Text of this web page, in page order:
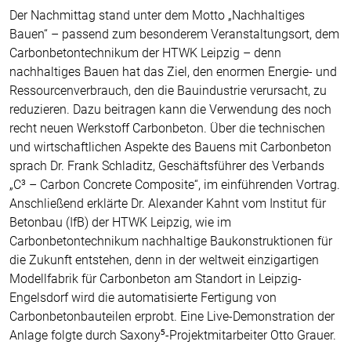
Der Nachmittag stand unter dem Motto „Nachhaltiges
Bauen“ – passend zum besonderem Veranstaltungsort, dem
Carbonbetontechnikum der HTWK Leipzig – denn
nachhaltiges Bauen hat das Ziel, den enormen Energie- und
Ressourcenverbrauch, den die Bauindustrie verursacht, zu
reduzieren. Dazu beitragen kann die Verwendung des noch
recht neuen Werkstoff Carbonbeton. Über die technischen
und wirtschaftlichen Aspekte des Bauens mit Carbonbeton
sprach Dr. Frank Schladitz, Geschäftsführer des Verbands
„C³ – Carbon Concrete Composite“, im einführenden Vortrag.
Anschließend erklärte Dr. Alexander Kahnt vom Institut für
Betonbau (IfB) der HTWK Leipzig, wie im
Carbonbetontechnikum nachhaltige Baukonstruktionen für
die Zukunft entstehen, denn in der weltweit einzigartigen
Modellfabrik für Carbonbeton am Standort in Leipzig-
Engelsdorf wird die automatisierte Fertigung von
Carbonbetonbauteilen erprobt. Eine Live-Demonstration der
Anlage folgte durch Saxony⁵-Projektmitarbeiter Otto Grauer.